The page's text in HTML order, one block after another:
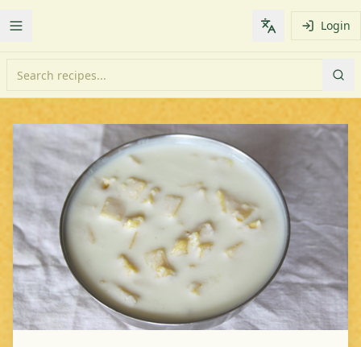
Toggle Menu Change Login